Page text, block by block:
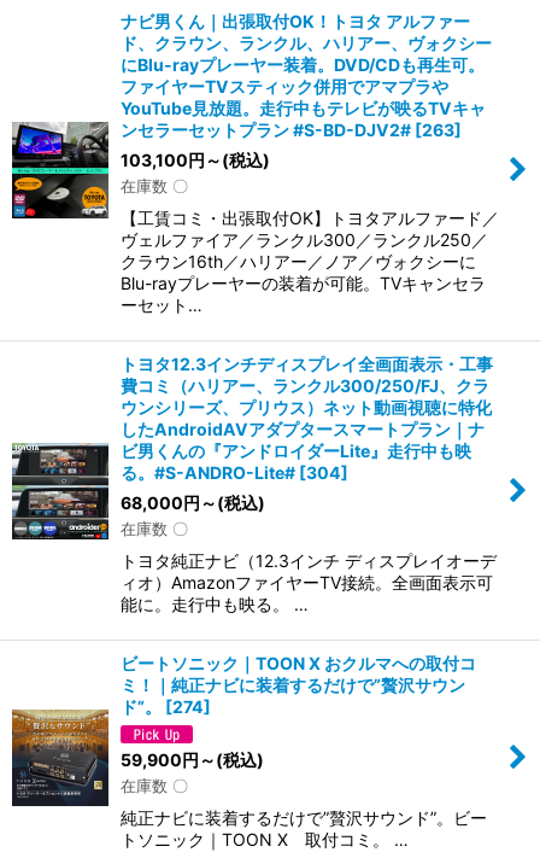
ナビ男くん｜出張取付OK！トヨタ アルファー
ド、クラウン、ランクル、ハリアー、ヴォクシー
にBlu-rayプレーヤー装着。DVD/CDも再生可。
ファイヤーTVスティック併用でアマプラや
YouTube見放題。走行中もテレビが映るTVキャ
ンセラーセットプラン #S-BD-DJV2# [263]
103,100円 ～(税込)
在庫数 〇
【工賃コミ・出張取付OK】トヨタアルファード／
ヴェルファイア／ランクル300／ランクル250／
クラウン16th／ハリアー／ノア／ヴォクシーに
Blu-rayプレーヤーの装着が可能。TVキャンセラ
ーセット…
トヨタ12.3インチディスプレイ全画面表示・工事
費コミ（ハリアー、ランクル300/250/FJ、クラ
ウンシリーズ、プリウス）ネット動画視聴に特化
したAndroidAVアダプタースマートプラン｜ナ
ビ男くんの『アンドロイダーLite』走行中も映
る。#S-ANDRO-Lite# [304]
68,000円 ～(税込)
在庫数 〇
トヨタ純正ナビ（12.3インチ ディスプレイオーデ
ィオ）AmazonファイヤーTV接続。全画面表示可
能に。走行中も映る。 …
ビートソニック｜TOON X おクルマへの取付コ
ミ！｜純正ナビに装着するだけで”贅沢サウン
ド”。
[274]
59,900円 ～(税込)
在庫数 〇
純正ナビに装着するだけで”贅沢サウンド”。ビー
トソニック｜TOON X 取付コミ。 …